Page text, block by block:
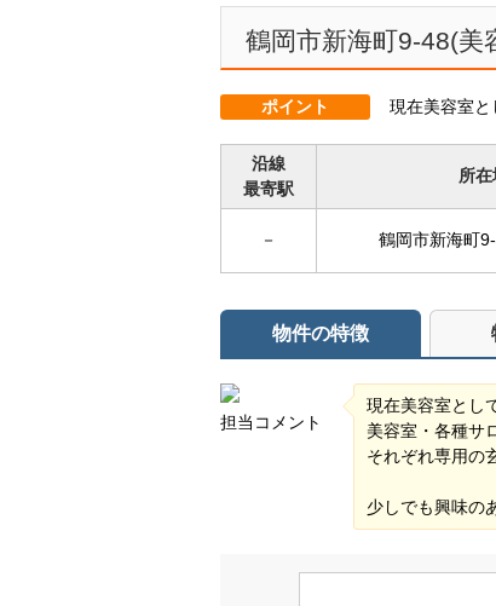
鶴岡市新海町9-48(美
ポイント 現在美容室と
沿線
最寄駅
所在
－ 鶴岡市新海町9-
物件の特徴
担当コメント
現在美容室とし
美容室・各種サ
それぞれ専用の
少しでも興味の